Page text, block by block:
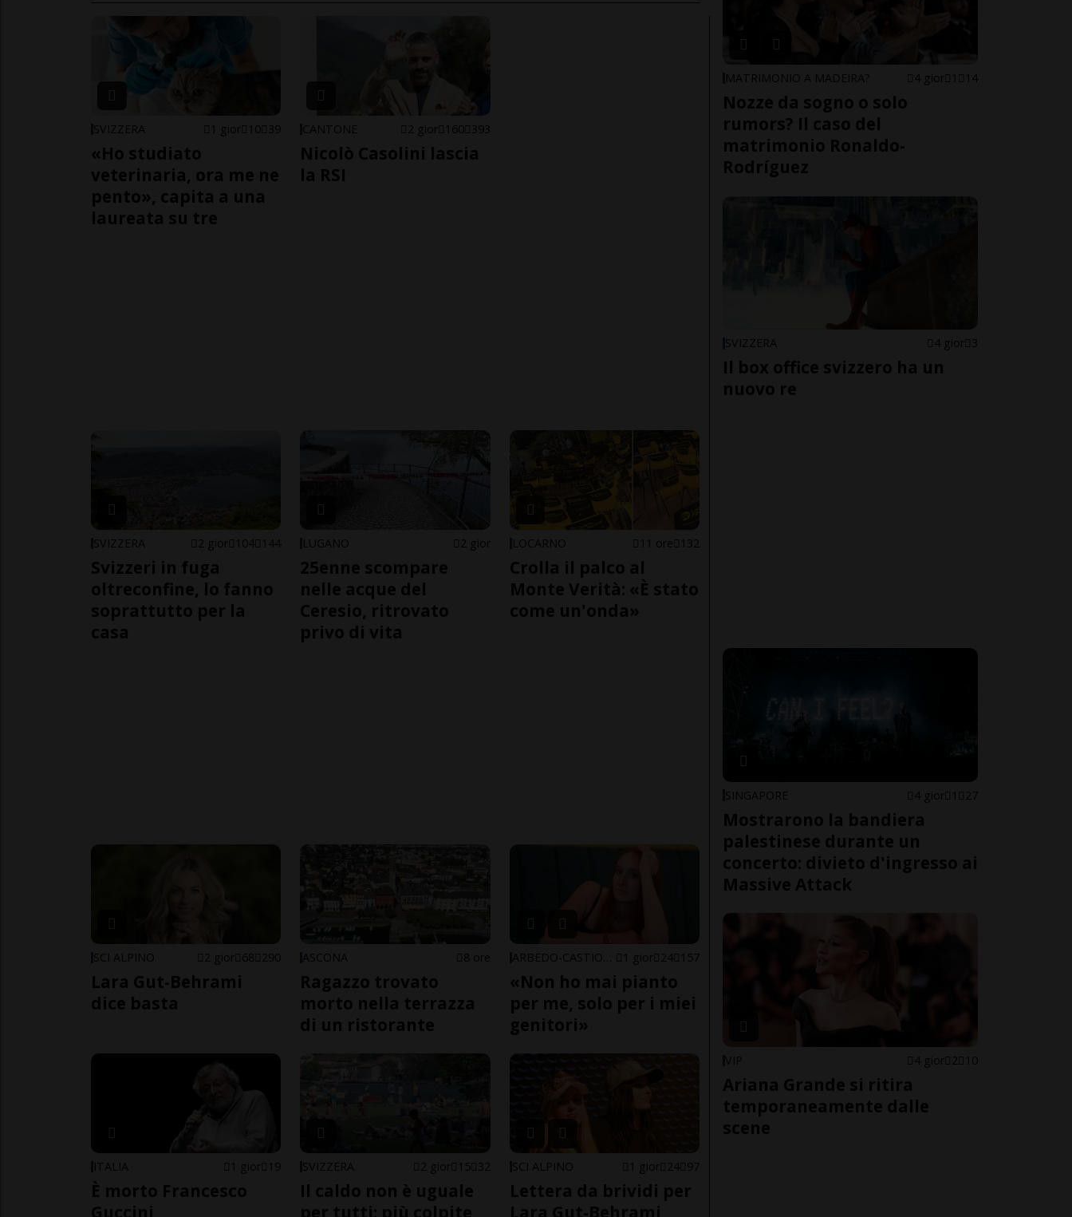
SVIZZERA 1 gior 10 39
«Ho studiato
veterinaria, ora me ne
pento», capita a una
laureata su tre
CANTONE 2 gior 160 393
Nicolò Casolini lascia
la RSI
SVIZZERA 2 gior 104 144
Svizzeri in fuga
oltreconfine, lo fanno
soprattutto per la
casa
LUGANO 2 gior
25enne scompare
nelle acque del
Ceresio, ritrovato
privo di vita
LOCARNO 11 ore 132
Crolla il palco al
Monte Verità: «È stato
come un'onda»
SCI ALPINO 2 gior 68 290
Lara Gut-Behrami
dice basta
ASCONA 8 ore
Ragazzo trovato
morto nella terrazza
di un ristorante
1 gior 24 157
«Non ho mai pianto
per me, solo per i miei
genitori»
ITALIA 1 gior 19
È morto Francesco
Guccini
SVIZZERA 2 gior 15 32
Il caldo non è uguale
per tutti: più colpite
SCI ALPINO 1 gior 24 97
Lettera da brividi per
Lara Gut-Behrami
MATRIMONIO A MADEIRA? 4 gior 1 14
Nozze da sogno o solo
rumors? Il caso del
matrimonio Ronaldo-
Rodríguez
SVIZZERA 4 gior 3
Il box office svizzero ha un
nuovo re
SINGAPORE 4 gior 1 27
Mostrarono la bandiera
palestinese durante un
concerto: divieto d'ingresso ai
Massive Attack
VIP 4 gior 2 10
Ariana Grande si ritira
temporaneamente dalle
scene